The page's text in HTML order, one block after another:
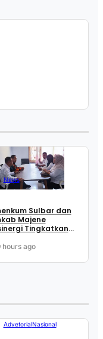
News
Sulbar dan
Majene
Tingkatkan
hours ago
AdvetorialNasional